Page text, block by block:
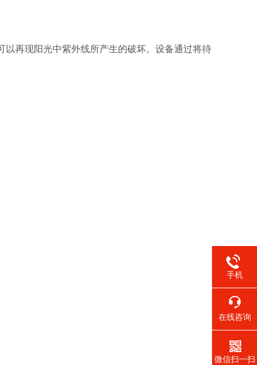
再现阳光中紫外线所产生的破坏。设备通过将待
手机
在线咨询
微信扫一扫